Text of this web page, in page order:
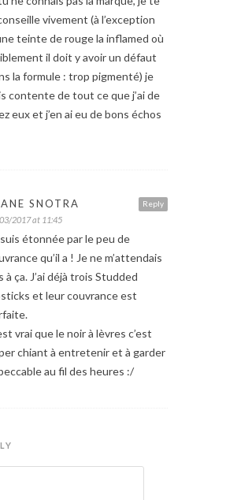
vivement (à l’exception
teinte de rouge la inflamed où
il doit y avoir un défaut
la formule : trop pigmenté) je
contente de tout ce que j’ai de
eux et j’en ai eu de bons échos
Reply
SNOTRA
2017 at 11:45
suis étonnée par le peu de
qu’il a ! Je ne m’attendais
à ça. J’ai déjà trois Studded
et leur couvrance est
vrai que le noir à lèvres c’est
chiant à entretenir et à garder
au fil des heures :/